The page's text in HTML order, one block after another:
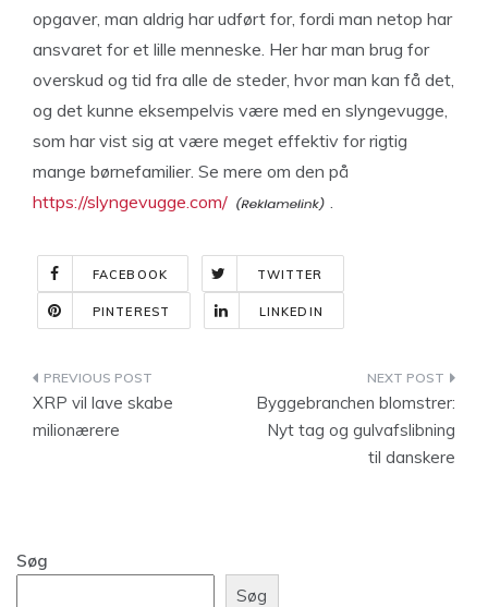
opgaver, man aldrig har udført for, fordi man netop har
ansvaret for et lille menneske. Her har man brug for
overskud og tid fra alle de steder, hvor man kan få det,
og det kunne eksempelvis være med en slyngevugge,
som har vist sig at være meget effektiv for rigtig
mange børnefamilier. Se mere om den på
https://slyngevugge.com/
.
FACEBOOK TWITTER
PINTEREST LINKEDIN
Indlægsnavigation
XRP vil lave skabe
milionærere
Byggebranchen blomstrer:
Nyt tag og gulvafslibning
til danskere
Søg
Søg